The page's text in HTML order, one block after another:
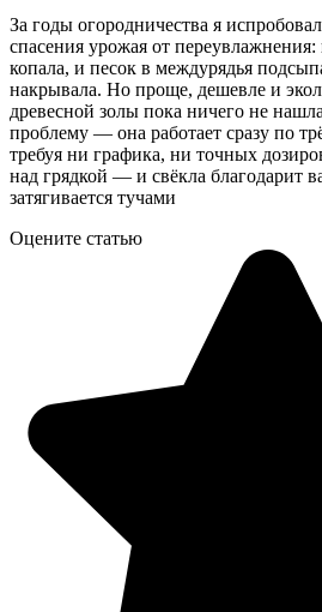
За годы огородничества я
спасения урожая от
копала, и песок в междурядья
накрывала. Но проще, дешевле и
древесной золы пока ничего не
проблему — она работает сразу по
требуя ни графика, ни точных
над грядкой — и свёкла благодарит
затягивается тучами
Оцените статью